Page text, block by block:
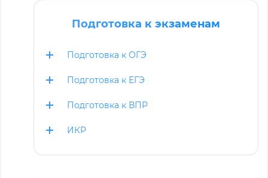
Подготовка к экзаменам
Подготовка к ОГЭ
Подготовка к ЕГЭ
Подготовка к ВПР
ИКР